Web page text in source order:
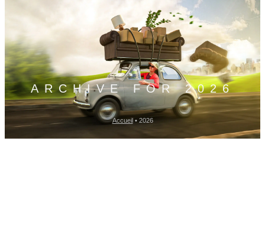
ARCHIVE FOR 2026
Accueil• 2026